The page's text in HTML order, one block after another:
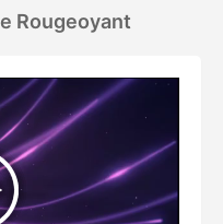
Rougeoyant